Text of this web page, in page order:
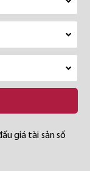
giá tài sản số